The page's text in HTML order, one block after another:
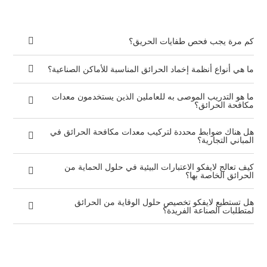
كم مرة يجب فحص طفايات الحريق؟
ما هي أنواع أنظمة إخماد الحرائق المناسبة للأماكن الصناعية؟
ما هو التدريب الموصى به للعاملين الذين يستخدمون معدات
مكافحة الحرائق؟
هل هناك ضوابط محددة لتركيب معدات مكافحة الحرائق في
المباني التجارية؟
كيف تعالج لايفكو الاعتبارات البيئية في حلول الحماية من
الحرائق الخاصة بها؟
هل تستطيع لايفكو تخصيص حلول الوقاية من الحرائق
لمتطلبات الصناعة الفريدة؟